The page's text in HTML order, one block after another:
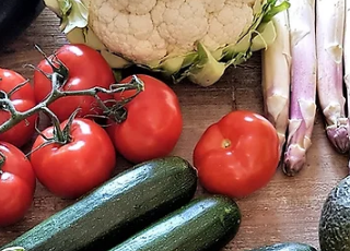
Interview de Xavier Alberti, PDG des
"Collectionneurs" et associé de Ducasse:
"faire de l'alimentation un sujet de
transmission prioritaire"